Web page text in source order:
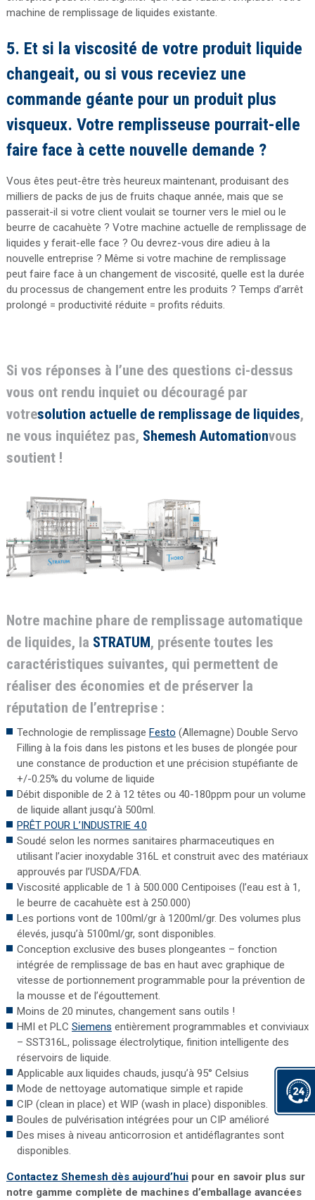
machine de remplissage de liquides existante.
5. Et si la viscosité de votre produit liquide
changeait, ou si vous receviez une
commande géante pour un produit plus
visqueux. Votre remplisseuse pourrait-elle
faire face à cette nouvelle demande ?
Vous êtes peut-être très heureux maintenant, produisant des
milliers de packs de jus de fruits chaque année, mais que se
passerait-il si votre client voulait se tourner vers le miel ou le
beurre de cacahuète ? Votre machine actuelle de remplissage de
liquides y ferait-elle face ? Ou devrez-vous dire adieu à la
nouvelle entreprise ? Même si votre machine de remplissage
peut faire face à un changement de viscosité, quelle est la durée
du processus de changement entre les produits ? Temps d’arrêt
prolongé = productivité réduite = profits réduits.
Si vos réponses à l’une des questions ci-dessus
vous ont rendu inquiet ou découragé par
votresolution actuelle de remplissage de liquides,
ne vous inquiétez pas, Shemesh Automationvous
soutient !
Notre machine phare de remplissage automatique
de liquides, la STRATUM, présente toutes les
caractéristiques suivantes, qui permettent de
réaliser des économies et de préserver la
réputation de l’entreprise :
Technologie de remplissage Festo (Allemagne) Double Servo
Filling à la fois dans les pistons et les buses de plongée pour
une constance de production et une précision stupéfiante de
+/-0.25% du volume de liquide
Débit disponible de 2 à 12 têtes ou 40-180ppm pour un volume
de liquide allant jusqu’à 500ml.
PRÊT POUR L’INDUSTRIE 4.0
Soudé selon les normes sanitaires pharmaceutiques en
utilisant l’acier inoxydable 316L et construit avec des matériaux
approuvés par l’USDA/FDA.
Viscosité applicable de 1 à 500.000 Centipoises (l’eau est à 1,
le beurre de cacahuète est à 250.000)
Les portions vont de 100ml/gr à 1200ml/gr. Des volumes plus
élevés, jusqu’à 5100ml/gr, sont disponibles.
Conception exclusive des buses plongeantes – fonction
intégrée de remplissage de bas en haut avec graphique de
vitesse de portionnement programmable pour la prévention de
la mousse et de l’égouttement.
Moins de 20 minutes, changement sans outils !
HMI et PLC Siemens entièrement programmables et conviviaux
– SST316L, polissage électrolytique, finition intelligente des
réservoirs de liquide.
Applicable aux liquides chauds, jusqu’à 95° Celsius
Mode de nettoyage automatique simple et rapide
CIP (clean in place) et WIP (wash in place) disponibles.
Boules de pulvérisation intégrées pour un CIP amélioré
Des mises à niveau anticorrosion et antidéflagrantes sont
disponibles.
Contactez Shemesh dès aujourd’huipour en savoir plus sur
notre gamme complète de machines d’emballage avancées